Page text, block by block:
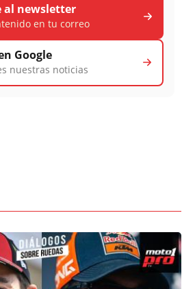
al newsletter
en tu correo
Google
nuestras noticias